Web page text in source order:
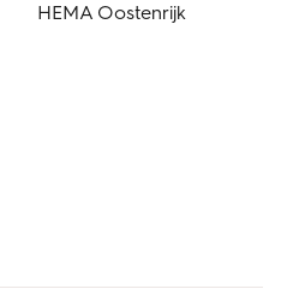
HEMA Oostenrijk